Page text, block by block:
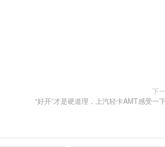
下
“好开”才是硬道理，上汽轻卡AMT感受一下